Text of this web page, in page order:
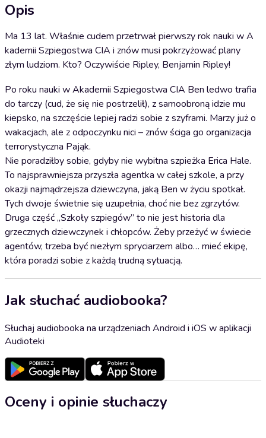
Opis
Ma 13 lat. Właśnie cudem przetrwał pierwszy rok nauki w A
kademii Szpiegostwa CIA i znów musi pokrzyżować plany
złym ludziom. Kto? Oczywiście Ripley, Benjamin Ripley!
Po roku nauki w Akademii Szpiegostwa CIA Ben ledwo trafia
do tarczy (cud, że się nie postrzelił), z samoobroną idzie mu
kiepsko, na szczęście lepiej radzi sobie z szyframi. Marzy już o
wakacjach, ale z odpoczynku nici – znów ściga go organizacja
terrorystyczna Pająk.
Nie poradziłby sobie, gdyby nie wybitna szpieżka Erica Hale.
To najsprawniejsza przyszła agentka w całej szkole, a przy
okazji najmądrzejsza dziewczyna, jaką Ben w życiu spotkał.
Tych dwoje świetnie się uzupełnia, choć nie bez zgrzytów.
Druga część „Szkoły szpiegów” to nie jest historia dla
grzecznych dziewczynek i chłopców. Żeby przeżyć w świecie
agentów, trzeba być niezłym spryciarzem albo… mieć ekipę,
która poradzi sobie z każdą trudną sytuacją.
Jak słuchać audiobooka?
Słuchaj audiobooka na urządzeniach Android i iOS w aplikacji
Audioteki
Oceny i opinie słuchaczy